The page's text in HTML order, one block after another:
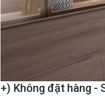
+) Không đặt hàng -